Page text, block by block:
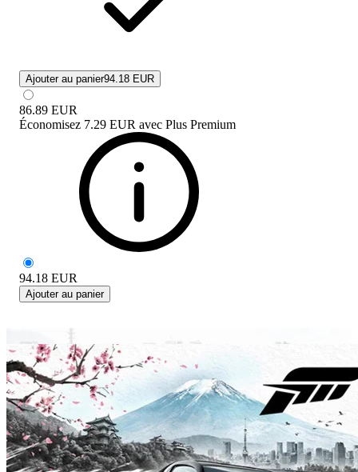
Ajouter au panier94.18 EUR
86.89 EUR
Économisez 7.29 EUR avec Plus Premium
94.18 EUR
Ajouter au panier